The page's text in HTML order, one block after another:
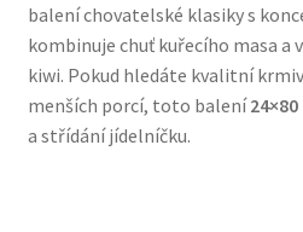
Bozita pro psy — Švédské
Brit pro psy
Granule pro psy
balení chovatelské klasiky s
kombinuje chuť kuřecího masa a
kiwi. Pokud hledáte kvalitní
menších porcí, toto balení24×80
a střídání jídelníčku.